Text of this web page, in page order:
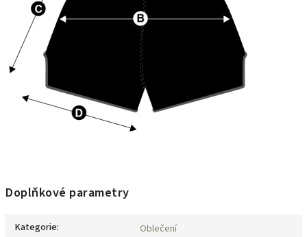
Doplňkové parametry
Kategorie:
Oblečení